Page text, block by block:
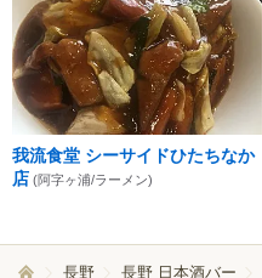
我流食堂 シーサイドひたちなか
店 (阿字ヶ浦/ラーメン)
長野 長野 日本酒バー